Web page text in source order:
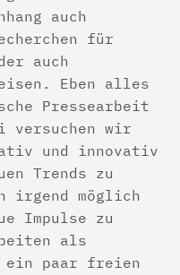
auch
für
auch
Eben alles
Pressearbeit
versuchen wir
und innovativ
Trends zu
irgend möglich
Impulse zu
als
ein paar freien